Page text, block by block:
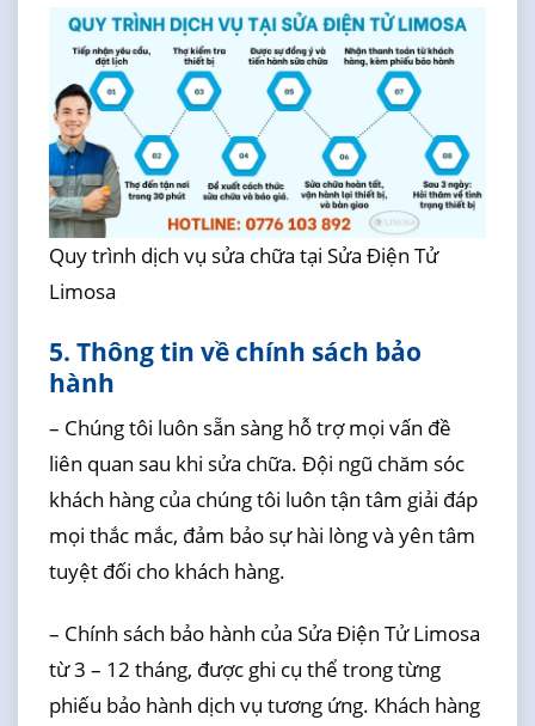
Quy trình dịch vụ sửa chữa tại Sửa Điện Tử
Limosa
5. Thông tin về chính sách bảo
hành
– Chúng tôi luôn sẵn sàng hỗ trợ mọi vấn đề
liên quan sau khi sửa chữa. Đội ngũ chăm sóc
khách hàng của chúng tôi luôn tận tâm giải đáp
mọi thắc mắc, đảm bảo sự hài lòng và yên tâm
tuyệt đối cho khách hàng.
– Chính sách bảo hành của Sửa Điện Tử Limosa
từ 3 – 12 tháng, được ghi cụ thể trong từng
phiếu bảo hành dịch vụ tương ứng. Khách hàng